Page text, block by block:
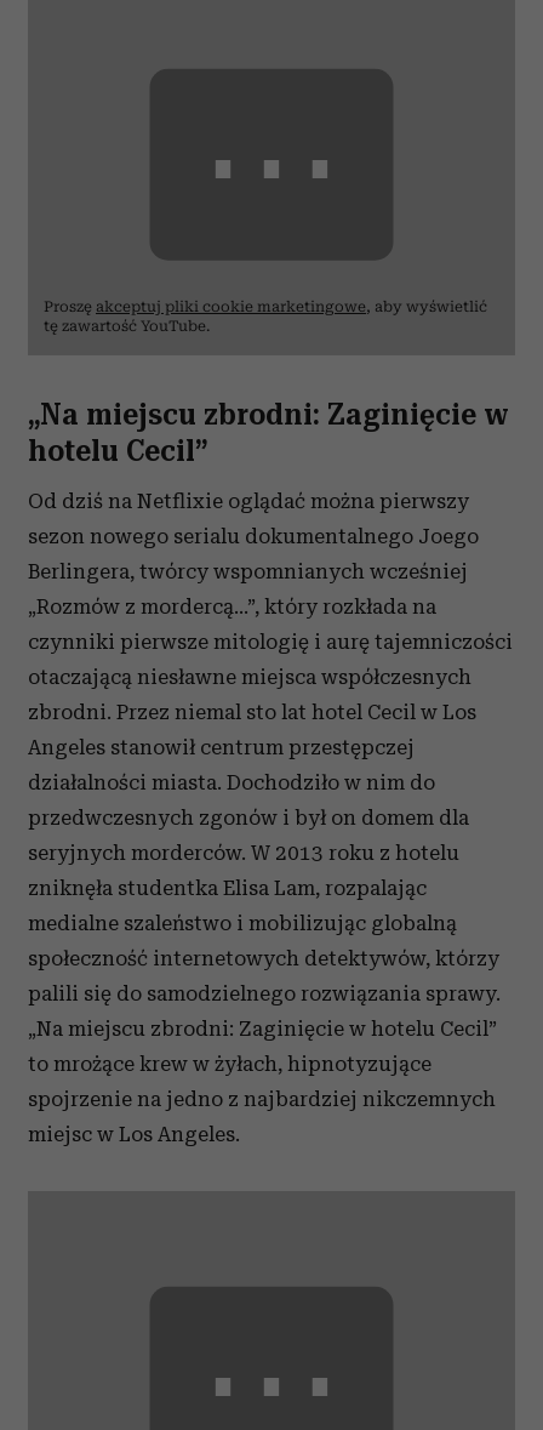
⋯
Proszę akceptuj pliki cookie marketingowe, aby wyświetlić
tę zawartość YouTube.
„Na miejscu zbrodni: Zaginięcie w
hotelu Cecil”
Od dziś na Netflixie oglądać można pierwszy
sezon nowego serialu dokumentalnego Joego
Berlingera, twórcy wspomnianych wcześniej
„Rozmów z mordercą...”, który rozkłada na
czynniki pierwsze mitologię i aurę tajemniczości
otaczającą niesławne miejsca współczesnych
zbrodni. Przez niemal sto lat hotel Cecil w Los
Angeles stanowił centrum przestępczej
działalności miasta. Dochodziło w nim do
przedwczesnych zgonów i był on domem dla
seryjnych morderców. W 2013 roku z hotelu
zniknęła studentka Elisa Lam, rozpalając
medialne szaleństwo i mobilizując globalną
społeczność internetowych detektywów, którzy
palili się do samodzielnego rozwiązania sprawy.
„Na miejscu zbrodni: Zaginięcie w hotelu Cecil”
to mrożące krew w żyłach, hipnotyzujące
spojrzenie na jedno z najbardziej nikczemnych
miejsc w Los Angeles.
⋯